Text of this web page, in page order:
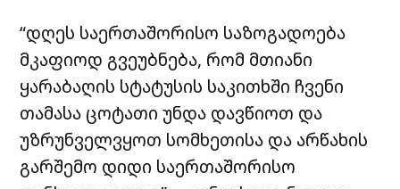
“დღეს საერთაშორისო საზოგადოება
მკაფიოდ გვეუბნება, რომ მთიანი
ყარაბაღის სტატუსის საკითხში ჩვენი
თამასა ცოტათი უნდა დავწიოთ და
უზრუნველვყოთ სომხეთისა და არწახის
გარშემო დიდი საერთაშორისო